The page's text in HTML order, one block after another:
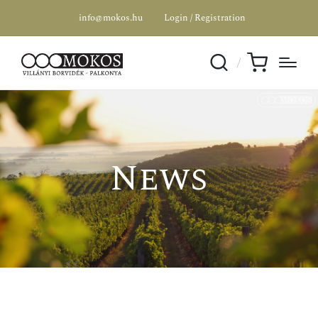
info@mokos.hu Login / Registration
News